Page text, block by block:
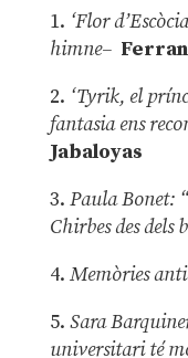
1. ‘Flor
himne–
2. ‘Tyrik, el
fantasia ens
Jabaloyas
3. Paula Bonet:
Chirbes des dels
4. Memòries
5. Sara
universitari té